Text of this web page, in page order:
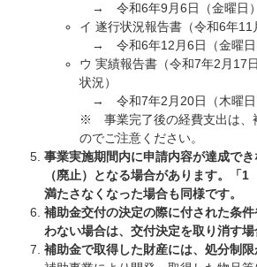
→ 令和6年9月6日（金曜日
イ 遂行状況報告書（令和6年11
→ 令和6年12月6日（金曜日
ウ 実績報告書（令和7年2月17
状況）
→ 令和7年2月20日（木曜日
※ 事業完了後の経費支出は、
のでご注意ください。
事業実施期間内に申請内容が達成で
（廃止）となる場合があります。「
満たさなくなった場合も同様です。
補助金交付の決定の際に付された条
わない場合は、交付決定を取り消す場
補助金で取得した財産には、処分制限